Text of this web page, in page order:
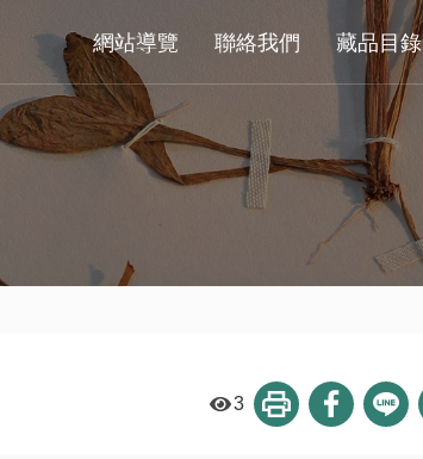
網站導覽 聯絡我們 藏品目錄
3